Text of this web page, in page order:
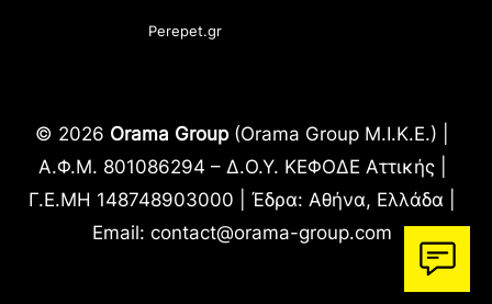
Perepet.gr
© 2026 Orama Group(Orama Group Μ.Ι.Κ.Ε.) |
Α.Φ.Μ. 801086294 – Δ.Ο.Υ. ΚΕΦΟΔΕ Αττικής |
Γ.Ε.ΜΗ 148748903000 | Έδρα: Αθήνα, Ελλάδα |
Email: contact@orama-group.com